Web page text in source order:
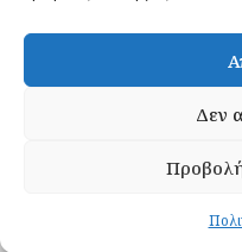
Δεν
Έχω διαβάσει και